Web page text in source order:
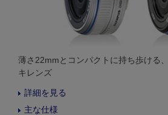
薄さ22mmとコンパクトに持ち歩ける
キレンズ
詳細を見る
主な仕様